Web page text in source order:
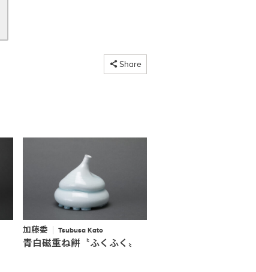
Share
コピーしました
加藤委 Tsubusa Kato
青白磁重ね餅〝ふくふく〟